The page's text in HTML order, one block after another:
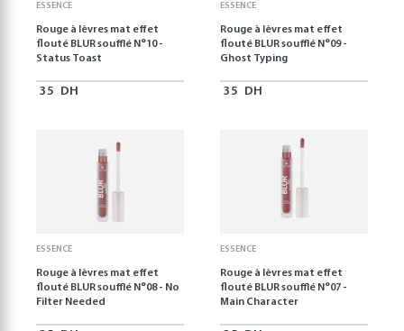
ESSENCE
Rouge à lèvres mat effet
flouté BLUR soufflé N°10 -
Status Toast
35 DH
ESSENCE
Rouge à lèvres mat effet
flouté BLUR soufflé N°09 -
Ghost Typing
35 DH
ESSENCE
Rouge à lèvres mat effet
flouté BLUR soufflé N°08 - No
Filter Needed
ESSENCE
Rouge à lèvres mat effet
flouté BLUR soufflé N°07 -
Main Character